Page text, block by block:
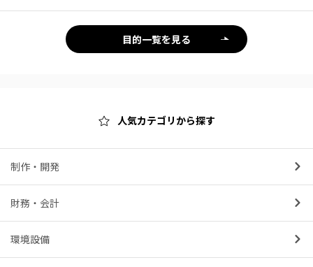
目的一覧を見る
人気カテゴリから探す
制作・開発
財務・会計
環境設備